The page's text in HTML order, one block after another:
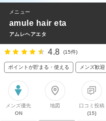
メニュー
amule hair eta
アムレヘアエタ
4.8 (15件)
ポイントが貯まる・使える メンズ歓迎
メンズ優先
ON
地図
口コミ投稿
(15)